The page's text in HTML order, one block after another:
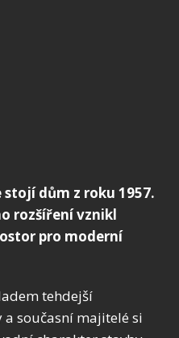
dům z roku 1957.
rozšíření vznikl
pro moderní
tehdejší
současní majitelé si